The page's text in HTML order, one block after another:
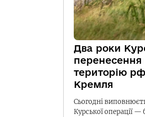
Два роки
перенесення
територію
Кремля
Сьогодні
Курської операції